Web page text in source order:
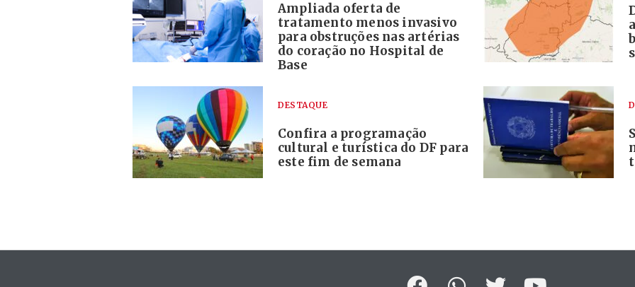
Ampliada oferta de
tratamento menos invasivo
para obstruções nas artérias
do coração no Hospital de
Base
DESTAQUE
Confira a programação
cultural e turística do DF para
este fim de semana